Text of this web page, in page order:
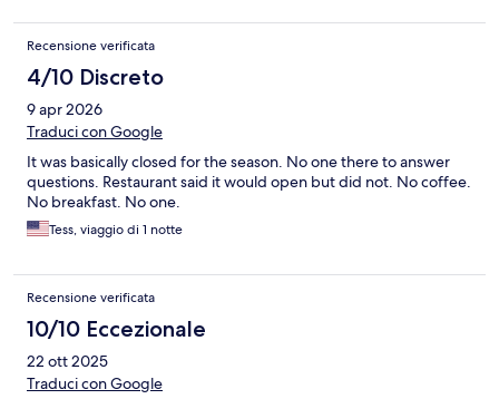
Recensione verificata
4/10 Discreto
9 apr 2026
Traduci con Google
It was basically closed for the season. No one there to answer
questions. Restaurant said it would open but did not. No coffee.
No breakfast. No one.
Tess, viaggio di 1 notte
Recensione verificata
10/10 Eccezionale
22 ott 2025
Traduci con Google